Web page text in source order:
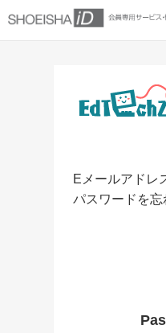
Eメールアドレ
パスワードを忘